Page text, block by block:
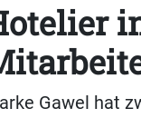
Gawel hat